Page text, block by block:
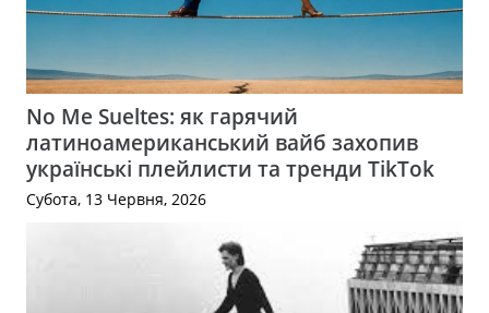
No Me Sueltes: як гарячий
латиноамериканський вайб захопив
українські плейлисти та тренди TikTok
Субота, 13 Червня, 2026